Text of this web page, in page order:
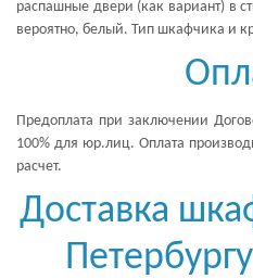
распашные двери (как вариант) в
вероятно, белый. Тип шкафчика и
Предоплата при заключении
100% для юр.лиц. Оплата
расчет.
Доставка